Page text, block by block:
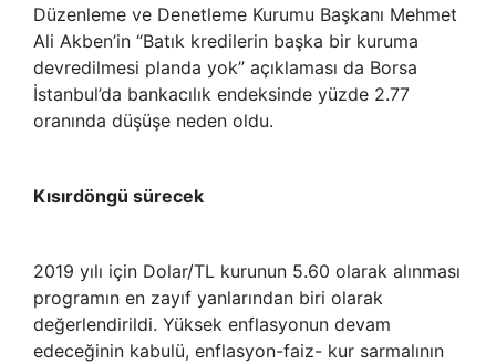
Düzenleme ve Denetleme Kurumu Başkanı Mehmet
Ali Akben’in “Batık kredilerin başka bir kuruma
devredilmesi planda yok” açıklaması da Borsa
İstanbul’da bankacılık endeksinde yüzde 2.77
oranında düşüşe neden oldu.
Kısırdöngü sürecek
2019 yılı için Dolar/TL kurunun 5.60 olarak alınması
programın en zayıf yanlarından biri olarak
değerlendirildi. Yüksek enflasyonun devam
edeceğinin kabulü, enflasyon-faiz- kur sarmalının